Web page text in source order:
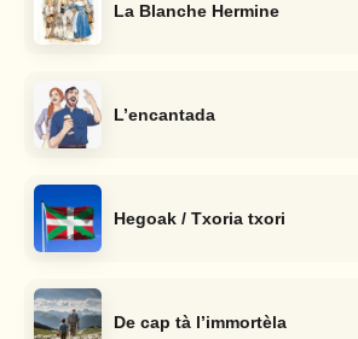
La Blanche Hermine
L’encantada
Hegoak / Txoria txori
De cap tà l’immortèla